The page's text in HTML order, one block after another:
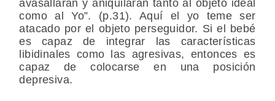
avasallarán y aniquilarán tanto al objeto ideal
como al Yo”. (p.31). Aquí el yo teme ser
atacado por el objeto perseguidor. Si el bebé
es capaz de integrar las características
libidinales como las agresivas, entonces es
capaz de colocarse en una posición
depresiva.